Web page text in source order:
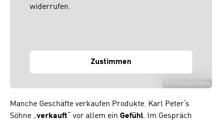
Karl Peters Söhne
widerrufen.
Zustimmen
Manche Geschäfte verkaufen Produkte. Karl Peter‘s
Söhne „verkauft “ vor allem ein Gefühl. Im Gespräch